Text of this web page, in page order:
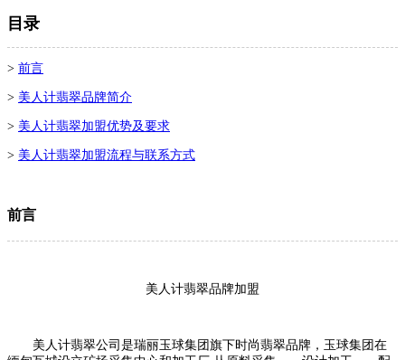
目录
> 前言
> 美人计翡翠品牌简介
> 美人计翡翠加盟优势及要求
> 美人计翡翠加盟流程与联系方式
前言
美人计翡翠品牌加盟
美人计翡翠公司是瑞丽玉球集团旗下时尚翡翠品牌，玉球集团在